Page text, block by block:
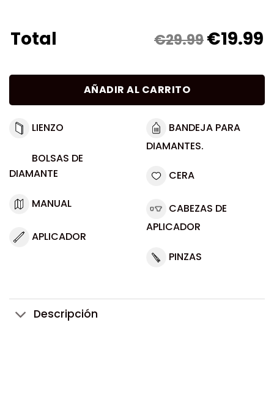
Total €29.99€19.99
AÑADIR AL CARRITO
LIENZO
BOLSAS DE
DIAMANTE
MANUAL
APLICADOR
BANDEJA PARA
DIAMANTES.
CERA
CABEZAS DE
APLICADOR
PINZAS
Descripción